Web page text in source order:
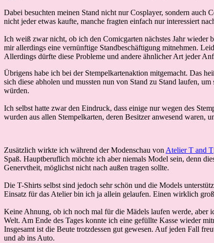
Dabei besuchten meinen Stand nicht nur Cosplayer, sondern
nicht jeder etwas kaufte, manche fragten einfach nur interessiert
Ich weiß zwar nicht, ob ich den Comicgarten nächstes Jahr wieder
mir allerdings eine vernünftige Standbeschäftigung mitnehmen.
Allerdings dürfte diese Probleme und andere ähnlicher Art jeder
Übrigens habe ich bei der Stempelkartenaktion mitgemacht. Das
sich diese abholen und mussten nun von Stand zu Stand laufen,
würden.
Ich selbst hatte zwar den Eindruck, dass einige nur wegen des
wurden aus allen Stempelkarten, deren Besitzer anwesend waren,
Zusätzlich wirkte ich während der Modenschau von Atelier T and T
Spaß. Hauptberuflich möchte ich aber niemals Model sein, denn
Genervtheit, möglichst nicht nach außen tragen sollte.
Die T-Shirts selbst sind jedoch sehr schön und die Models
Einsatz für das Atelier bin ich ja allein gelaufen. Einen wirklich
Keine Ahnung, ob ich noch mal für die Mädels laufen werde, aber
Welt. Am Ende des Tages konnte ich eine gefüllte Kasse wieder
Insgesamt ist die Beute trotzdessen gut gewesen. Auf jeden Fall
und ab ins Auto.